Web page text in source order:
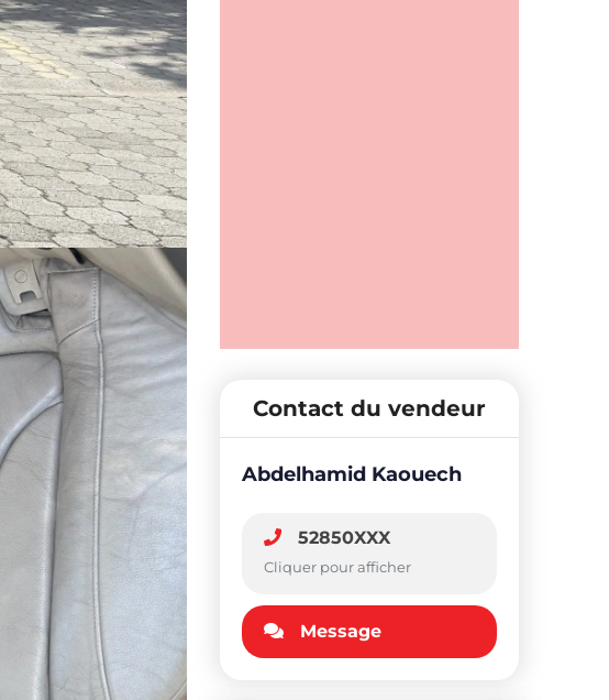
Contact du vendeur
Abdelhamid Kaouech
52850XXX
Cliquer pour afficher
Message